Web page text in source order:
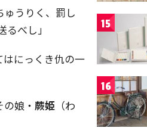
ゅうりく、罰し
べし」
はにっくき仇の一
娘・ 蕨姫 （わ
15
16